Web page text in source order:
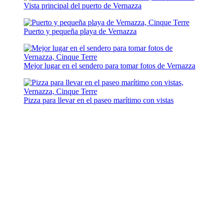
Vista principal del puerto de Vernazza
Puerto y pequeña playa de Vernazza
Mejor lugar en el sendero para tomar fotos de Vernazza
Pizza para llevar en el paseo marítimo con vistas